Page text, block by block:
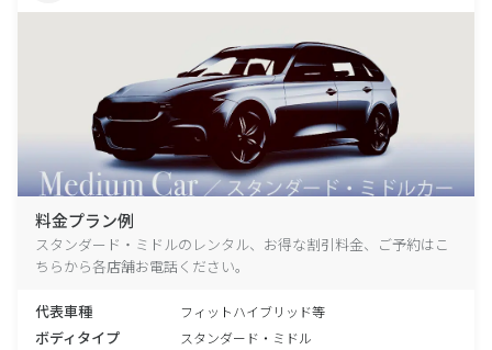
料金プラン例
スタンダード・ミドルのレンタル、お得な割引料金、ご予約はこ
ちらから各店舗お電話ください。
代表車種 フィットハイブリッド等
ボディタイプ スタンダード・ミドル